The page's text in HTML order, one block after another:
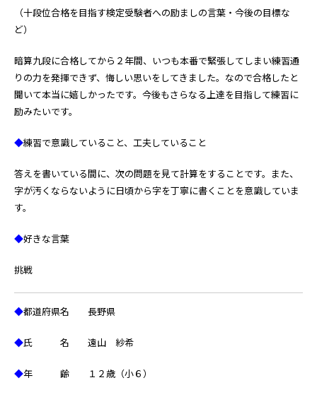
（十段位合格を目指す検定受験者への励ましの言葉・今後の目標な
ど）
暗算九段に合格してから２年間、いつも本番で緊張してしまい練習通
りの力を発揮できず、悔しい思いをしてきました。なので合格したと
聞いて本当に嬉しかったです。今後もさらなる上達を目指して練習に
励みたいです。
◆練習で意識していること、工夫していること
答えを書いている間に、次の問題を見て計算をすることです。また、
字が汚くならないように日頃から字を丁寧に書くことを意識していま
す。
◆好きな言葉
挑戦
◆都道府県名 長野県
◆氏 名 遠山 紗希
◆年 齢 １２歳（小６）